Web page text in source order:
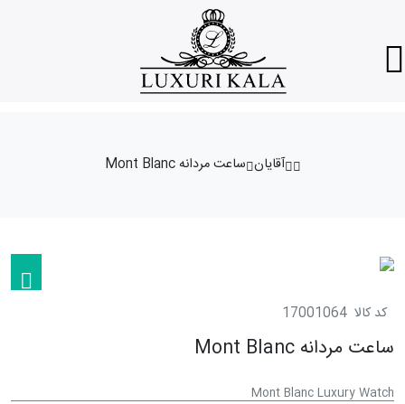
آقایان ساعت مردانه Mont Blanc
کد کالا 17001064
ساعت مردانه Mont Blanc
Mont Blanc Luxury Watch